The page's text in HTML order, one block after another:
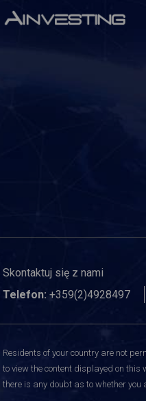
Skontaktuj się z nami
Telefon: +359(2)4928497
Residents of your country are not
to view the content displayed on
there is any doubt as to whether you